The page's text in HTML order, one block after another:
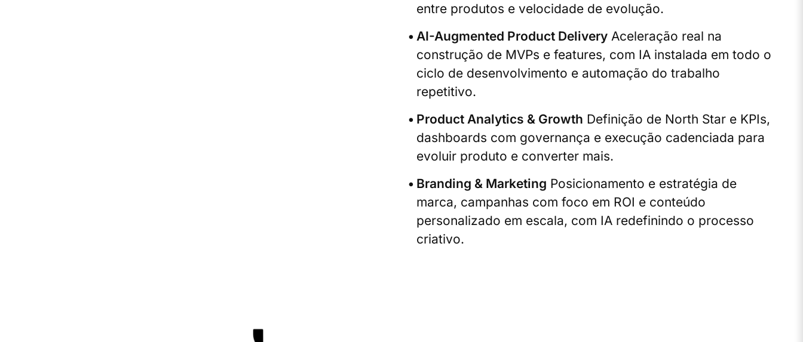
entre produtos e velocidade de evolução.
AI-Augmented Product Delivery Aceleração real na
construção de MVPs e features, com IA instalada em todo o
ciclo de desenvolvimento e automação do trabalho
repetitivo.
Product Analytics & Growth Definição de North Star e KPIs,
dashboards com governança e execução cadenciada para
evoluir produto e converter mais.
Branding & Marketing Posicionamento e estratégia de
marca, campanhas com foco em ROI e conteúdo
personalizado em escala, com IA redefinindo o processo
criativo.